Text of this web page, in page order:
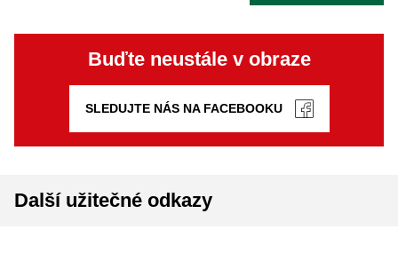
Buďte neustále v obraze
SLEDUJTE NÁS NA FACEBOOKU
Další užitečné odkazy